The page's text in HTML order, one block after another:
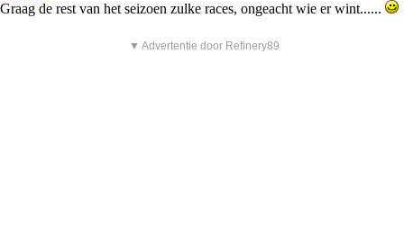
Graag de rest van het seizoen zulke races, ongeacht wie er wint......
▼ Advertentie door Refinery89